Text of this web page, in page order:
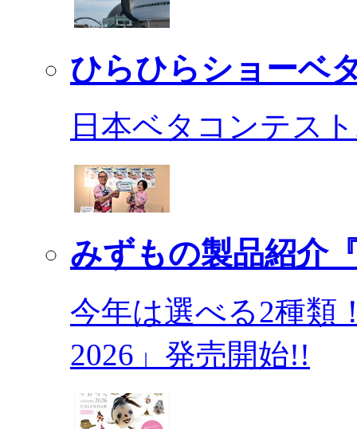
ひらひらショーベ
日本ベタコンテス
みずもの製品紹介
今年は選べる2種類
2026」発売開始!!